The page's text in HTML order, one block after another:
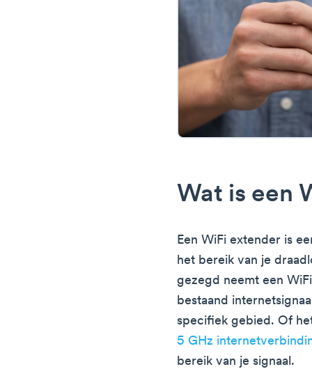
Wat is een
Een WiFi extender is
het bereik van je
gezegd neemt een
bestaand
specifiek gebied. Of
5 GHz
bereik van je signaal.